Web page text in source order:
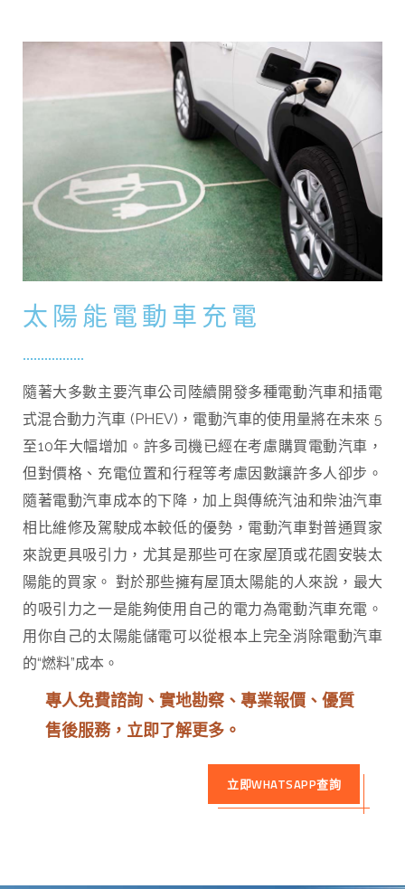
太陽能電動車充電
隨著大多數主要汽車公司陸續開發多種電動汽車和插電
式混合動力汽車 (PHEV)，電動汽車的使用量將在未來 5
至10年大幅增加。許多司機已經在考慮購買電動汽車，
但對價格、充電位置和行程等考慮因數讓許多人卻步。
隨著電動汽車成本的下降，加上與傳統汽油和柴油汽車
相比維修及駕駛成本較低的優勢，電動汽車對普通買家
來說更具吸引力，尤其是那些可在家屋頂或花園安裝太
陽能的買家。 對於那些擁有屋頂太陽能的人來說，最大
的吸引力之一是能夠使用自己的電力為電動汽車充電。
用你自己的太陽能儲電可以從根本上完全消除電動汽車
的“燃料”成本。
專人免費諮詢、實地勘察、專業報價、優質
售後服務，立即了解更多。
立即WHATSAPP查詢